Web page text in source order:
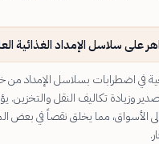
على سلاسل الإمداد الغذائية
في اضطرابات بسلاسل الإمداد من
وزيادة تكاليف النقل والتخزين.
الأسواق، مما يخلق نقصاً في بعض